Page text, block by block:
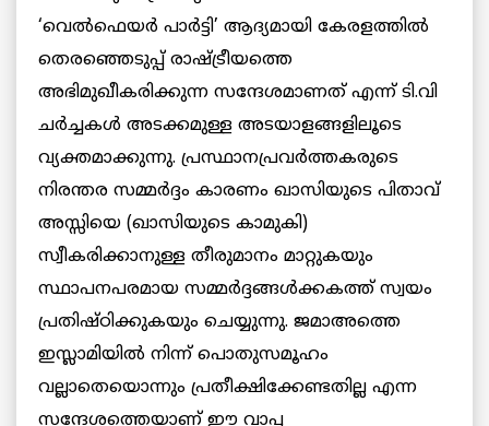
‘വെല്‍ഫെയര്‍ പാര്‍ട്ടി’ ആദ്യമായി കേരളത്തില്‍
തെരഞ്ഞെടുപ്പ് രാഷ്ട്രീയത്തെ
അഭിമുഖീകരിക്കുന്ന സന്ദേശമാണത് എന്ന് ടി.വി
ചര്‍ച്ചകള്‍ അടക്കമുള്ള അടയാളങ്ങളിലൂടെ
വ്യക്തമാക്കുന്നു. പ്രസ്ഥാനപ്രവര്‍ത്തകരുടെ
നിരന്തര സമ്മര്‍ദ്ദം കാരണം ഖാസിയുടെ പിതാവ്
അസ്സിയെ (ഖാസിയുടെ കാമുകി)
സ്വീകരിക്കാനുള്ള തീരുമാനം മാറ്റുകയും
സ്ഥാപനപരമായ സമ്മര്‍ദ്ദങ്ങള്‍ക്കകത്ത് സ്വയം
പ്രതിഷ്ഠിക്കുകയും ചെയ്യുന്നു. ജമാഅത്തെ
ഇസ്ലാമിയില്‍ നിന്ന് പൊതുസമൂഹം
വല്ലാതെയൊന്നും പ്രതീക്ഷിക്കേണ്ടതില്ല എന്ന
സന്ദേശത്തെയാണ് ഈ വാപ്പ